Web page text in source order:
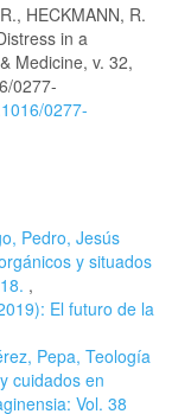
HECKMANN, R.
in a
Medicine, v. 32,
0277-
0277-
Pedro, Jesús
y situados
,
El futuro de la
Pepa, Teología
cuidados en
Vol. 38